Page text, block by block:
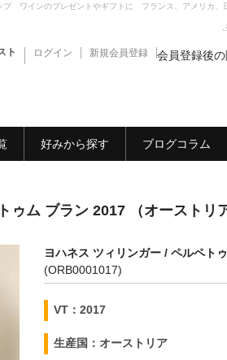
ワインのプレゼントやギフトに フランス、アメリカ、
ト ログイン 新規会員登録 会員登録後
好みから探す ブログコラム
ゥム ブラン 2017 （オーストリア
ヨハネス ツィリンガー / ペルペト
(ORB0001017)
VT：2017
生産国：オーストリア